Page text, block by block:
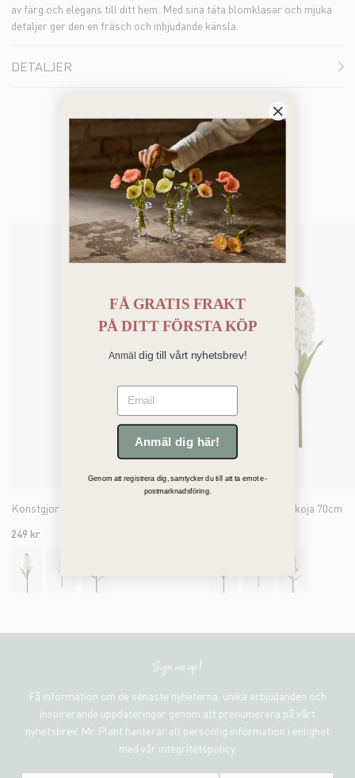
av färg och elegans till ditt hem. Med sina täta blomklasar och mjuka
detaljer ger den en fräsch och inbjudande känsla.
DETALJER
Du kanske också gillar
Konstgjord rosa Lövkoja 70cm
249 kr
Konstgjord vit Lövkoja 70cm
Sign me up!
Få information om de senaste nyheterna, unika erbjudanden och
inspirerande uppdateringar genom att prenumerera på vårt
nyhetsbrev. Mr Plant hanterar all personlig information i enlighet
med vår integritetspolicy.
FÅ GRATIS FRAKT
PÅDITT FÖRSTA KÖP
Anmäl dig till vårt nyhetsbrev!
Email
Anmäl dig här!
Genom att registrera dig, samtycker du till att ta emot e-
postmarknadsföring.